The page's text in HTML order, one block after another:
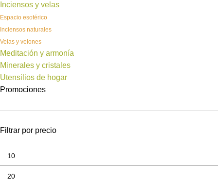
Inciensos y velas
Espacio esotérico
Inciensos naturales
Velas y velones
Meditación y armonía
Minerales y cristales
Utensilios de hogar
Promociones
Filtrar por precio